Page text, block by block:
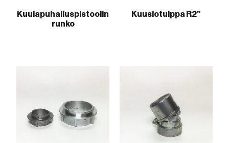
Kuulapuhalluspistoolin
runko
Kuusiotulppa R2”